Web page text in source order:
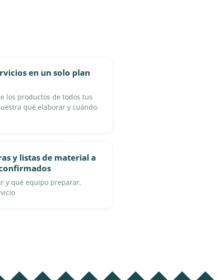
en un solo plan
los productos de todos tus
qué elaborar y cuándo.
y listas de material a
y qué equipo preparar,